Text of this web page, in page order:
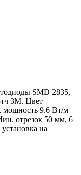
SMD 2835,
3M. Цвет
9.6 Вт/м
отрезок 50 мм, 6
на